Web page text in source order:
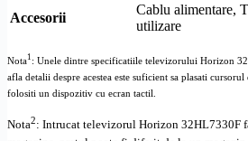
Accesorii
Cablu alimentare,
utilizare
Nota1 : Unele dintre specificatiile televizorului Horizon
afla detalii despre acestea este suficient sa plasati cursorul
folositi un dispozitiv cu ecran tactil.
Nota2: Intrucat televizorul Horizon 32HL7330F